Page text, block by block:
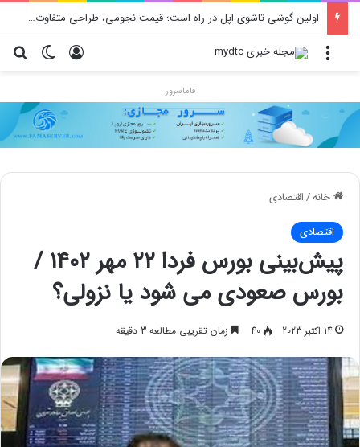
اولین گوشی تاشوی اپل در راه است؛ قیمت نجومی، طراحی متفاوت و زمان رونمایی احتمالی
تغییر ورود منو
فاماسرور
خانه/اقتصادی
اقتصادی
پیش‌بینی بورس فردا ۲۲ مهر ۱۴۰۲ /
بورس صعودی می شود یا نزولی؟
14 اکتبر 2023 40 زمان تقریبی مطالعه 3 دقیقه